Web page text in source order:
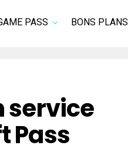
PASS BONS PLANS
service
Pass